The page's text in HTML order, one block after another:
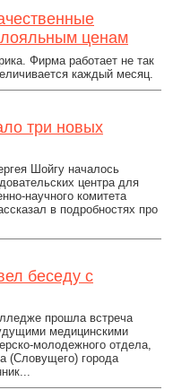
ценам
Фирма работает не так
каждый месяц.
три новых
Шойгу началось
центра для
научного комитета
в подробностях про
беседу с
прошла встреча
медицинскими
молодежного отдела,
(Словущего) города